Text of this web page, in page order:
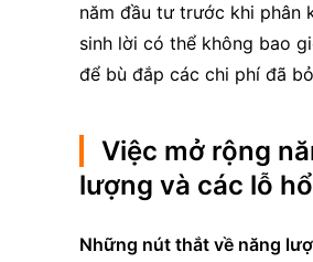
năm đầu tư trước khi phân
sinh lời có thể không bao
để bù đắp các chi phí đã
Việc mở rộng
lượng và các lỗ
Những nút thắt về năng